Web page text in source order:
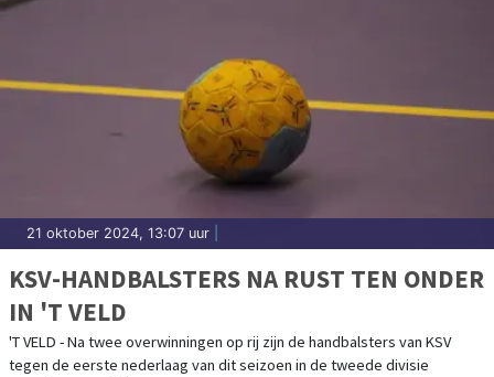
21 oktober 2024, 13:07 uur
KSV-HANDBALSTERS NA RUST TEN ONDER
IN 'T VELD
'T VELD - Na twee overwinningen op rij zijn de handbalsters van KSV
tegen de eerste nederlaag van dit seizoen in de tweede divisie